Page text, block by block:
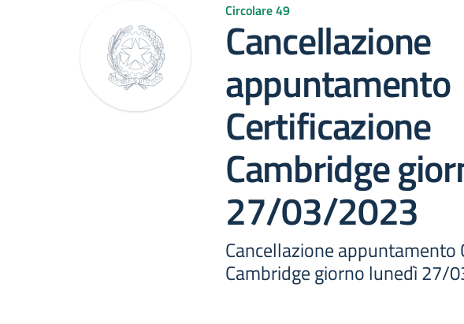
Circolare 49
Cancellazione
appuntamento
Certificazione
Cambridge
27/03/2023
Cancellazione appuntamento
Cambridge giorno lunedì 27/